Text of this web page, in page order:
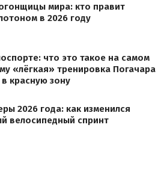
мира: кто правит
в 2026 году
что это такое на самом
«лёгкая» тренировка Погачара
красную зону
2026 года: как изменился
велосипедный спринт